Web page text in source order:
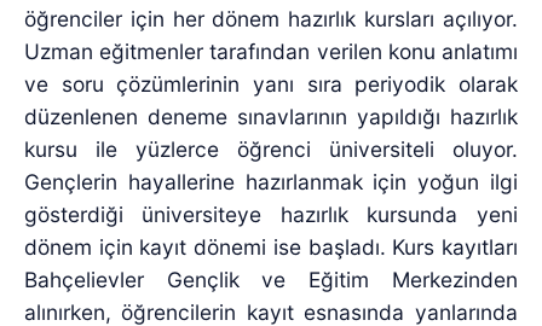
öğrenciler için her dönem hazırlık kursları açılıyor.
Uzman eğitmenler tarafından verilen konu anlatımı
ve soru çözümlerinin yanı sıra periyodik olarak
düzenlenen deneme sınavlarının yapıldığı hazırlık
kursu ile yüzlerce öğrenci üniversiteli oluyor.
Gençlerin hayallerine hazırlanmak için yoğun ilgi
gösterdiği üniversiteye hazırlık kursunda yeni
dönem için kayıt dönemi ise başladı. Kurs kayıtları
Bahçelievler Gençlik ve Eğitim Merkezinden
alınırken, öğrencilerin kayıt esnasında yanlarında